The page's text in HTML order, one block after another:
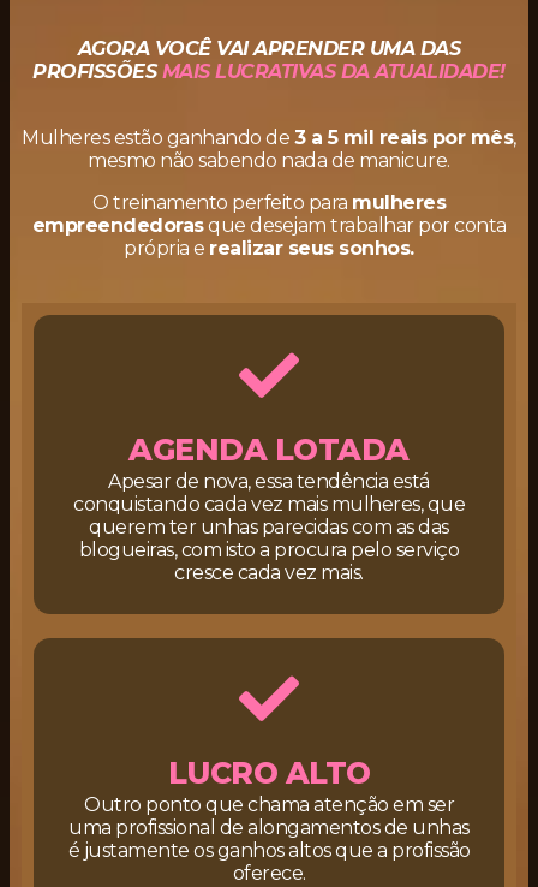
AGORA VOCÊ VAI APRENDER UMA DAS
PROFISSÕESMAIS LUCRATIVAS DA ATUALIDADE!
Mulheres estão ganhando de 3 a 5 mil reais por mês,
mesmo não sabendo nada de manicure.
O treinamento perfeito para mulheres
empreendedorasque desejam trabalhar por conta
própria e realizar seus sonhos.
AGENDA LOTADA
Apesar de nova, essa tendência está
conquistando cada vez mais mulheres, que
querem ter unhas parecidas com as das
blogueiras, com isto a procura pelo serviço
cresce cada vez mais.
LUCRO ALTO
Outro ponto que chama atenção em ser
uma profissional de alongamentos de unhas
é justamente os ganhos altos que a profissão
oferece.